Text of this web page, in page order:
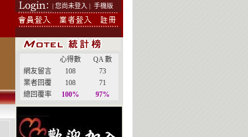
| 您尚未登入 | 手機版
心得數
QA 數
網友留言
108
73
業者回覆
108
71
總回覆率
100% 97%